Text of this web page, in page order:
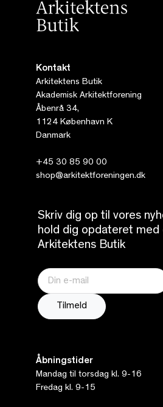
Kontakt
Arkitektens Butik
Akademisk Arkitektforening
Åbenrå 34,
1124 København K
Danmark
+45 30 85 90 00
shop@arkitektforeningen.dk
Skriv dig op til vores
hold dig opdateret med
Arkitektens Butik
Åbningstider
Mandag til torsdag kl. 9-16
Fredag kl. 9-15